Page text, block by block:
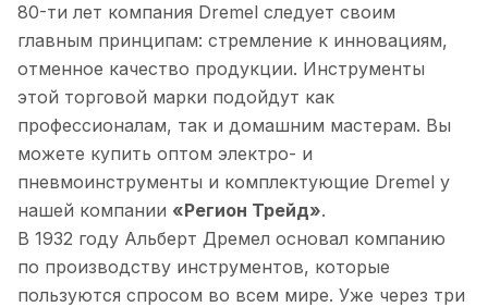
80-ти лет компания Dremel следует своим
главным принципам: стремление к инновациям,
отменное качество продукции. Инструменты
этой торговой марки подойдут как
профессионалам, так и домашним мастерам. Вы
можете купить оптом электро- и
пневмоинструменты и комплектующие Dremel у
нашей компании «Регион Трейд».
В 1932 году Альберт Дремел основал компанию
по производству инструментов, которые
пользуются спросом во всем мире. Уже через три